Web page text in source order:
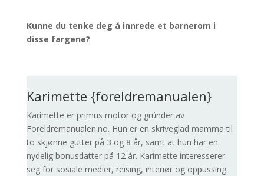
Kunne du tenke deg å innrede et barnerom i
disse fargene?
Karimette {foreldremanualen}
Karimette er primus motor og gründer av
Foreldremanualen.no. Hun er en skriveglad mamma til
to skjønne gutter på 3 og 8 år, samt at hun har en
nydelig bonusdatter på 12 år. Karimette interesserer
seg for sosiale medier, reising, interiør og oppussing.